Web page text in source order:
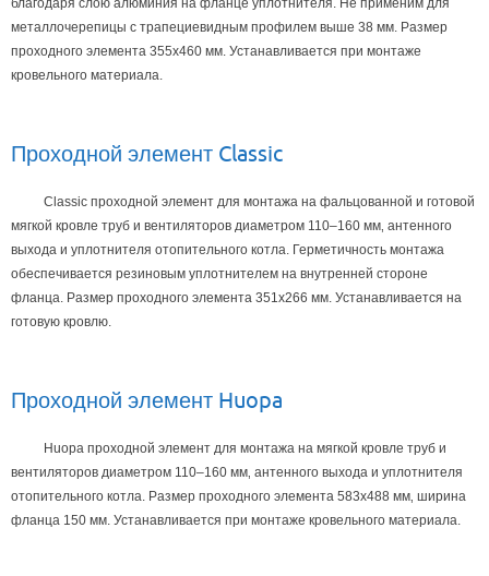
металлочерепицы с трапециевидным профилем выше 38 мм. Размер
проходного элемента 355х460 мм. Устанавливается при монтаже
кровельного материала.
Проходной элемент Classic
Classic проходной элемент для монтажа на фальцованной и готовой
мягкой кровле труб и вентиляторов диаметром 110–160 мм‚ антенного
выхода и уплотнителя отопительного котла. Герметичность монтажа
обеспечивается резиновым уплотнителем на внутренней стороне
фланца. Размер проходного элемента 351х266 мм. Устанавливается на
готовую кровлю.
Проходной элемент Huopa
Huopa проходной элемент для монтажа на мягкой кровле труб и
вентиляторов диаметром 110–160 мм‚ антенного выхода и уплотнителя
отопительного котла. Размер проходного элемента 583х488 мм‚ ширина
фланца 150 мм. Устанавливается при монтаже кровельного материала.